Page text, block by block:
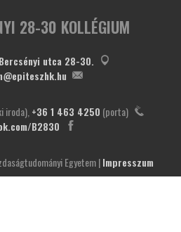
28-30 KOLLÉGIUM
utca 28-30.
iroda), +36 1 463 4250 (porta)
B2830
Egyetem |Impresszum